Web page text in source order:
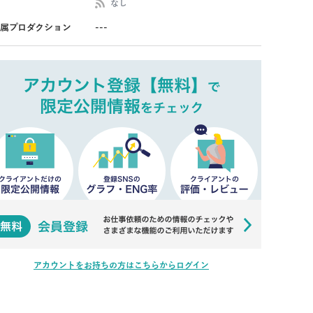
なし
プロダクション ---
アカウントをお持ちの方はこちらからログイン